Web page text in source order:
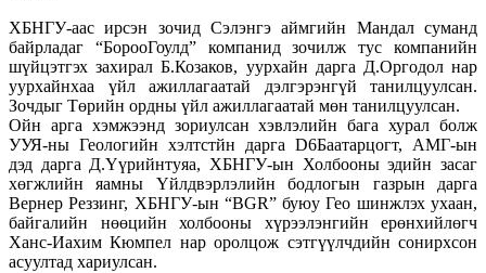
ХБНГУ-аас ирсэн зочид Сэлэнгэ аймгийн Мандал суманд
байрладаг “БорооГоулд” компанид зочилж тус компанийн
шүйцэтгэх захирал Б.Козаков, уурхайн дарга Д.Оргодол нар
уурхайнхаа үйл ажиллагаатай дэлгэрэнгүй танилцуулсан.
Зочдыг Төрийн ордны үйл ажиллагаатай мөн танилцуулсан.
Ойн арга хэмжээнд зориулсан хэвлэлийн бага хурал болж
УУЯ-ны Геологийн хэлтстйн дарга D6Баатарцогт, АМГ-ын
дэд дарга Д.Үүрийнтуяа, ХБНГУ-ын Холбооны эдийн засаг
хөгжлийн яамны Үйлдвэрлэлийн бодлогын газрын дарга
Вернер Реззинг, ХБНГУ-ын “BGR” буюу Гео шинжлэх ухаан,
байгалийн нөөцийн холбооны хүрээлэнгийн ерөнхийлөгч
Ханс-Иахим Кюмпел нар оролцож сэтгүүлчдийн сонирхсон
асуултад хариулсан.